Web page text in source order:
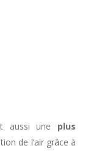
aussi une plus
de l’air grâce à